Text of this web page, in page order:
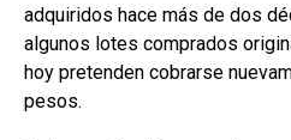
adquiridos hace más de dos
algunos lotes comprados
hoy pretenden cobrarse
pesos.